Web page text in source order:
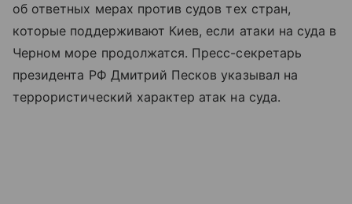
об ответных мерах против судов тех стран,
которые поддерживают Киев, если атаки на суда в
Черном море продолжатся. Пресс-секретарь
президента РФ Дмитрий Песков указывал на
террористический характер атак на суда.